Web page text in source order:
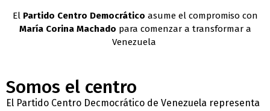
El Partido Centro Democrático asume el compromiso con
María Corina Machado para comenzar a transformar a
Venezuela
Somos el centro
El Partido Centro Decmocrático de Venezuela representa